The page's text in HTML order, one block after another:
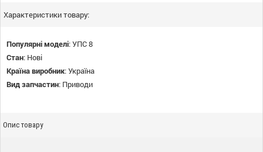
Характеристики товару:
Популярні моделі:УПС 8
Стан: Нові
Країна виробник:Україна
Вид запчастин: Приводи
Опис товару